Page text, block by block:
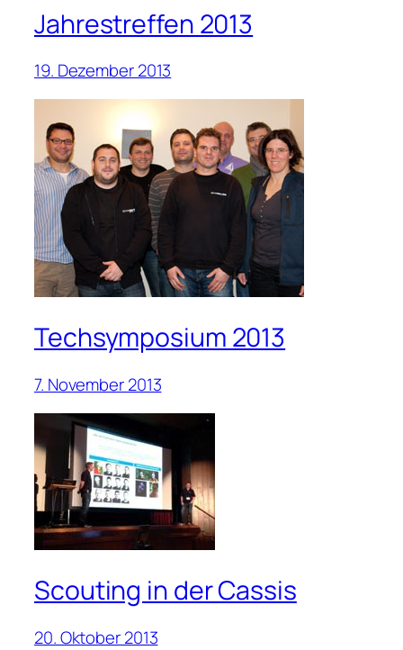
Jahrestreffen 2013
19. Dezember 2013
Techsymposium 2013
7. November 2013
Scouting in der Cassis
20. Oktober 2013